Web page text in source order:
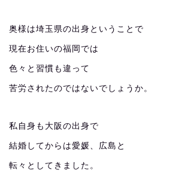
奥様は埼玉県の出身ということで
現在お住いの福岡では
色々と習慣も違って
苦労されたのではないでしょうか。
私自身も大阪の出身で
結婚してからは愛媛、広島と
転々としてきました。